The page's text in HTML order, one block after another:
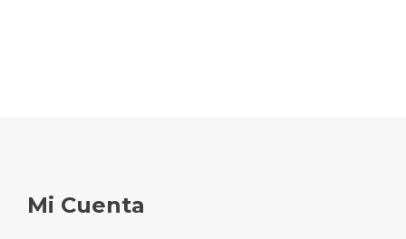
Mi Cuenta